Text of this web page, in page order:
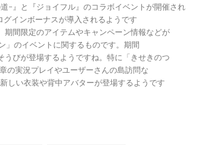
-』と『ジョイフル』のコラボイベントが開催され
インボーナスが導入されるようです
期間限定のアイテムやキャンペーン情報などが
」のイベントに関するものです。期間
うびが登場するようですね。特に「きせきのつ
の実況プレイやユーザーさんの島訪問な
しい衣装や背中アバターが登場するようです